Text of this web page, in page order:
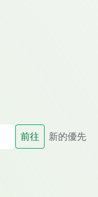
前往 新的優先